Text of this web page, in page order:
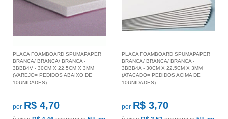
PLACA FOAMBOARD SPUMAPAPER
BRANCA/ BRANCA/ BRANCA -
3BBB4V - 30CM X 22,5CM X 3MM
(VAREJO= PEDIDOS ABAIXO DE
10UNIDADES)
por R$ 4,70
PLACA FOAMBOARD SPUMAPAPER
BRANCA/ BRANCA/ BRANCA -
3BBB4A - 30CM X 22,5CM X 3MM
(ATACADO= PEDIDOS ACIMA DE
10UNIDADES)
por R$ 3,70